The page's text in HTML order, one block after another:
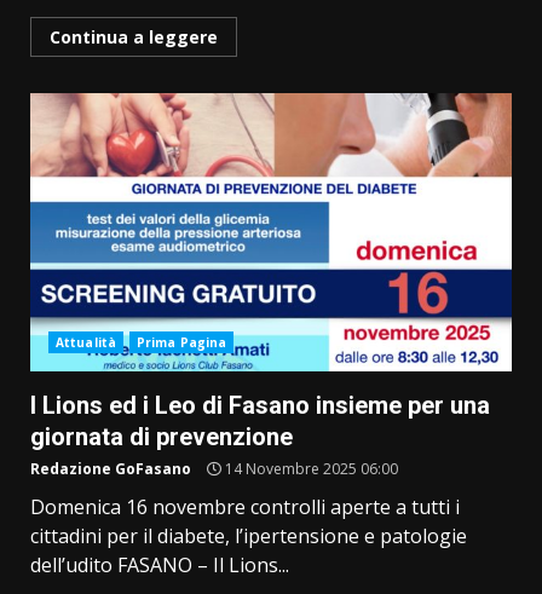
Continua a leggere
Attualità Prima Pagina
I Lions ed i Leo di Fasano insieme per una
giornata di prevenzione
Redazione GoFasano 14 Novembre 2025 06:00
Domenica 16 novembre controlli aperte a tutti i
cittadini per il diabete, l’ipertensione e patologie
dell’udito FASANO – Il Lions...